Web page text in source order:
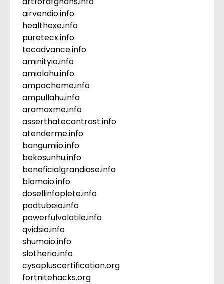
airvendio.info
healthexe.info
puretecx.info
tecadvance.info
aminityio.info
amiolahu.info
ampacheme.info
ampullahu.info
aromaxme.info
asserthatecontrast.info
atenderme.info
bangumiio.info
bekosunhu.info
beneficialgrandiose.info
blomaio.info
dosellinfoplete.info
podtubeio.info
powerfulvolatile.info
qvidsio.info
shumaio.info
slotherio.info
cysapluscertification.org
fortnitehacks.org